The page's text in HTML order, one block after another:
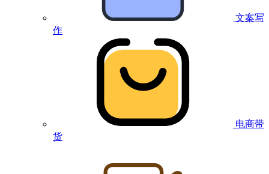
文案写
作
电商带
货